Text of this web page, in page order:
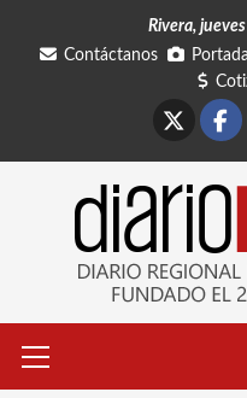
Rivera,
Contáctanos
primario